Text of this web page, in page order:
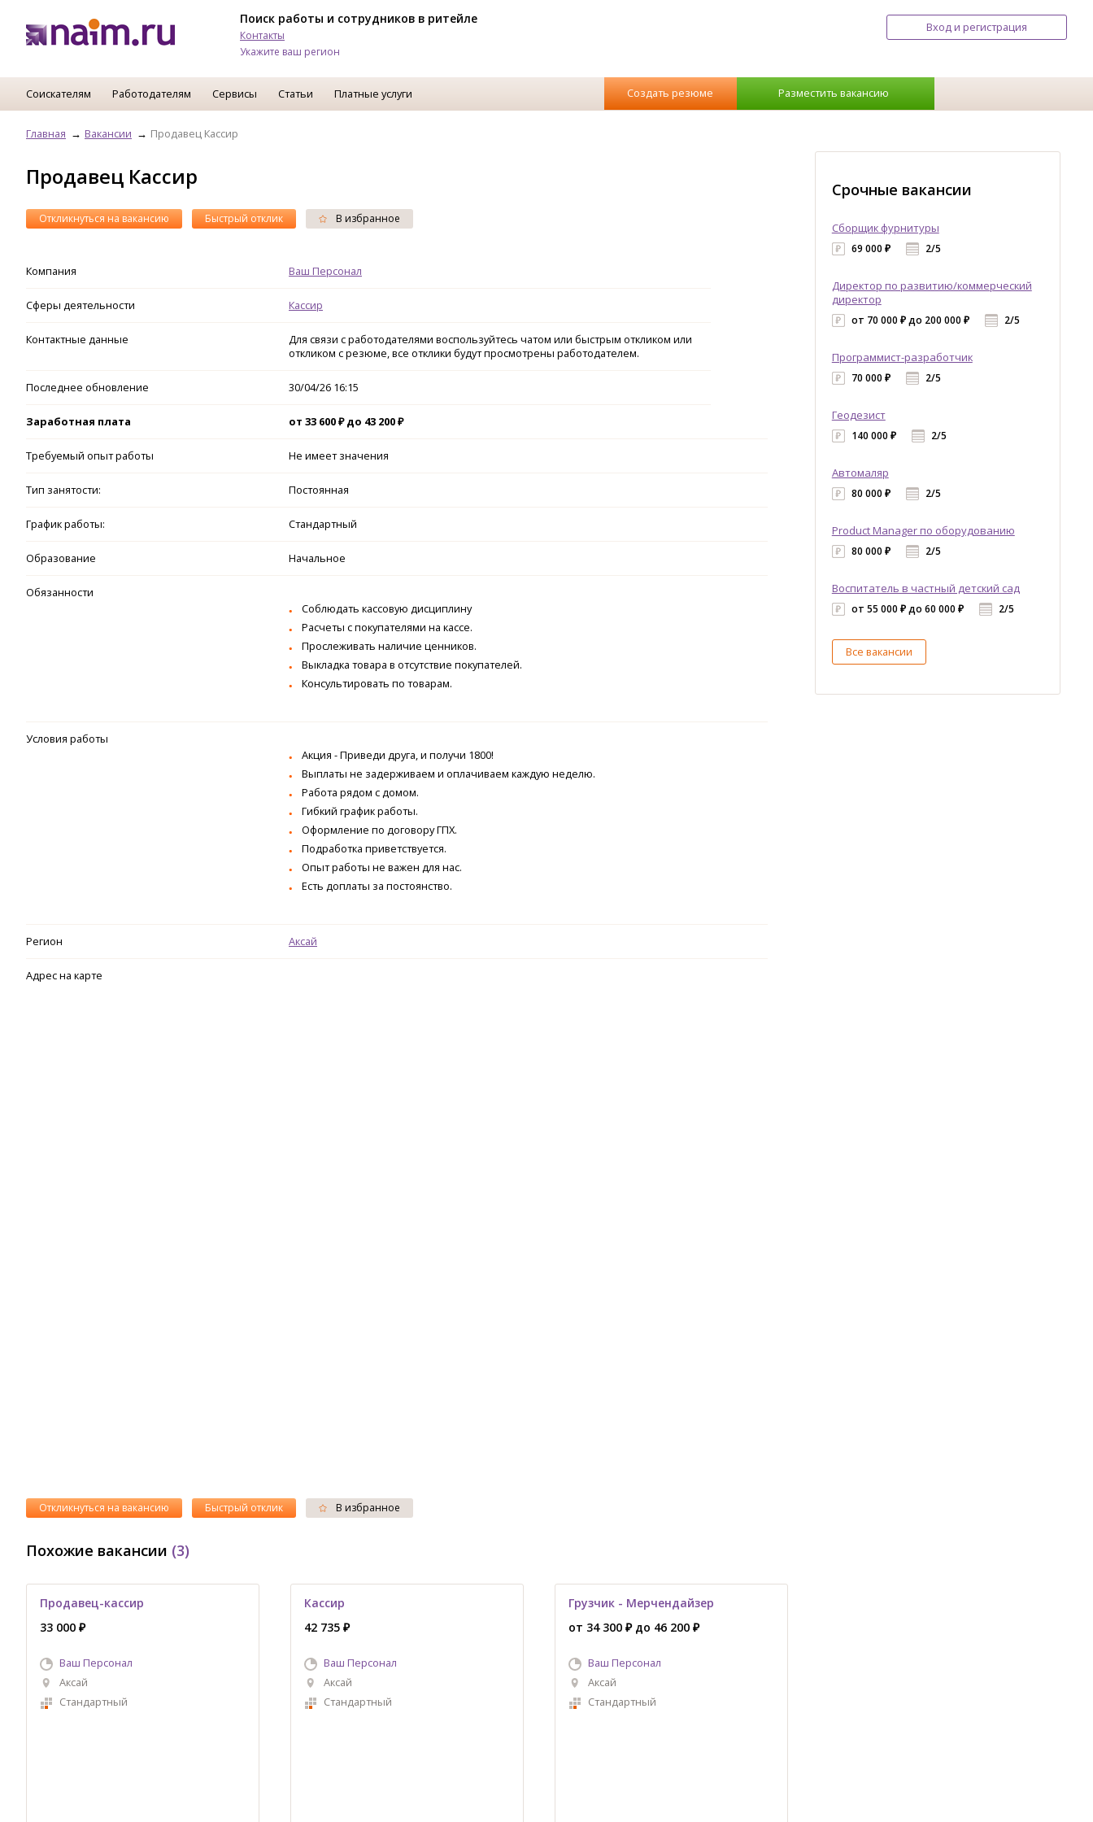
Поиск работы и сотрудников в ритейле
Контакты
Укажите ваш регион
Вход и регистрация
Соискателям Работодателям Сервисы Статьи Платные услуги Создать резюме Разместить вакансию
Главная Вакансии Продавец Кассир
Продавец Кассир
Откликнуться на вакансию Быстрый отклик В избранное
Компания Ваш Персонал
Сферы деятельности Кассир
Контактные данные
Для связи с работодателями воспользуйтесь чатом или быстрым откликом или
откликом с резюме, все отклики будут просмотрены работодателем.
Последнее обновление 30/04/26 16:15
Заработная плата от 33 600 ₽ до 43 200 ₽
Требуемый опыт работы Не имеет значения
Тип занятости: Постоянная
График работы: Стандартный
Образование Начальное
Обязанности
Соблюдать кассовую дисциплину
Расчеты с покупателями на кассе.
Прослеживать наличие ценников.
Выкладка товара в отсутствие покупателей.
Консультировать по товарам.
Условия работы
Акция - Приведи друга, и получи 1800!
Выплаты не задерживаем и оплачиваем каждую неделю.
Работа рядом с домом.
Гибкий график работы.
Оформление по договору ГПХ.
Подработка приветствуется.
Опыт работы не важен для нас.
Есть доплаты за постоянство.
Регион Аксай
Адрес на карте
Откликнуться на вакансию Быстрый отклик В избранное
Срочные вакансии
Сборщик фурнитуры
69 000 ₽ 2/5
Директор по развитию/коммерческий
директор
от 70 000 ₽ до 200 000 ₽ 2/5
Программист-разработчик
70 000 ₽ 2/5
Геодезист
140 000 ₽ 2/5
Автомаляр
80 000 ₽ 2/5
Product Manager по оборудованию
80 000 ₽ 2/5
Воспитатель в частный детский сад
от 55 000 ₽ до 60 000 ₽ 2/5
Все вакансии
Похожие вакансии (3)
Продавец-кассир
33 000 ₽
Ваш Персонал
Аксай
Стандартный
Кассир
42 735 ₽
Ваш Персонал
Аксай
Стандартный
Грузчик - Мерчендайзер
от 34 300 ₽ до 46 200 ₽
Ваш Персонал
Аксай
Стандартный